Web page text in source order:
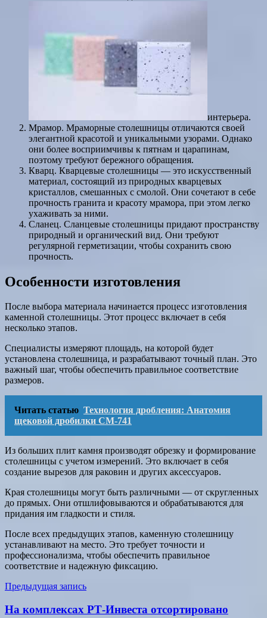
интерьера.
Мрамор. Мраморные столешницы отличаются своей
элегантной красотой и уникальными узорами. Однако
они более восприимчивы к пятнам и царапинам,
поэтому требуют бережного обращения.
Кварц. Кварцевые столешницы — это искусственный
материал, состоящий из природных кварцевых
кристаллов, смешанных с смолой. Они сочетают в себе
прочность гранита и красоту мрамора, при этом легко
ухаживать за ними.
Сланец. Сланцевые столешницы придают пространству
природный и органический вид. Они требуют
регулярной герметизации, чтобы сохранить свою
прочность.
Особенности изготовления
После выбора материала начинается процесс изготовления
каменной столешницы. Этот процесс включает в себя
несколько этапов.
Специалисты измеряют площадь, на которой будет
установлена столешница, и разрабатывают точный план. Это
важный шаг, чтобы обеспечить правильное соответствие
размеров.
Читать статью Технология дробления: Анатомия
щековой дробилки СМ-741
Из больших плит камня производят обрезку и формирование
столешницы с учетом измерений. Это включает в себя
создание вырезов для раковин и других аксессуаров.
Края столешницы могут быть различными — от скругленных
до прямых. Они отшлифовываются и обрабатываются для
придания им гладкости и стиля.
После всех предыдущих этапов, каменную столешницу
устанавливают на место. Это требует точности и
профессионализма, чтобы обеспечить правильное
соответствие и надежную фиксацию.
Навигация
по
Предыдущая запись
На комплексах РТ-Инвеста отсортировано